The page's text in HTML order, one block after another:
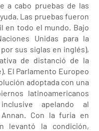
a cabo pruebas de las
Las pruebas fueron
en todo el mundo. Bajo
Unidas para la
por sus siglas en inglés),
de distanció de la
El Parlamento Europeo
adoptada con una
latinoamericanos
apelando al
Con la furia en
levantó la condición,